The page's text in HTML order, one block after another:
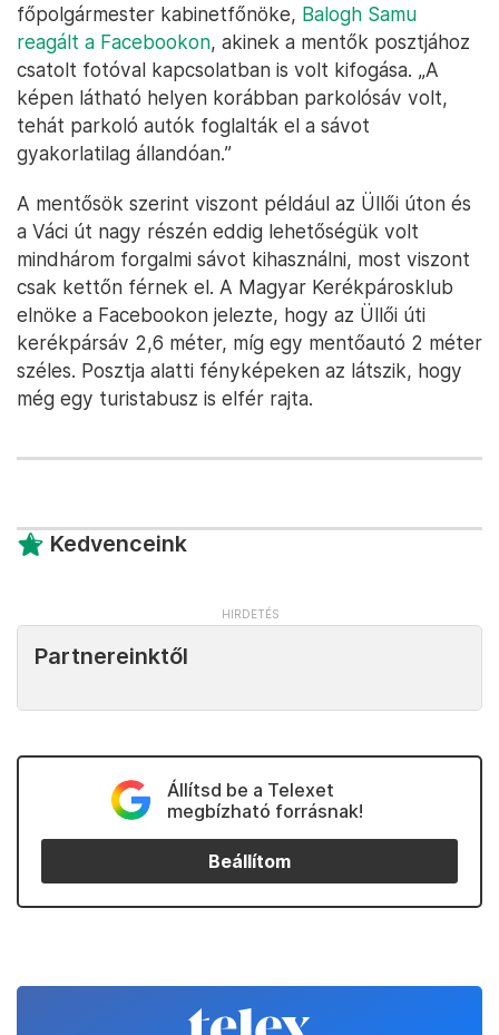
főpolgármester kabinetfőnöke, Balogh Samu
reagált a Facebookon, akinek a mentők posztjához
csatolt fotóval kapcsolatban is volt kifogása. „A
képen látható helyen korábban parkolósáv volt,
tehát parkoló autók foglalták el a sávot
gyakorlatilag állandóan.”
A mentősök szerint viszont például az Üllői úton és
a Váci út nagy részén eddig lehetőségük volt
mindhárom forgalmi sávot kihasználni, most viszont
csak kettőn férnek el. A Magyar Kerékpárosklub
elnöke a Facebookon jelezte, hogy az Üllői úti
kerékpársáv 2,6 méter, míg egy mentőautó 2 méter
széles. Posztja alatti fényképeken az látszik, hogy
még egy turistabusz is elfér rajta.
Kedvenceink
Partnereinktől
Állítsd be a Telexet
megbízható forrásnak!
Beállítom